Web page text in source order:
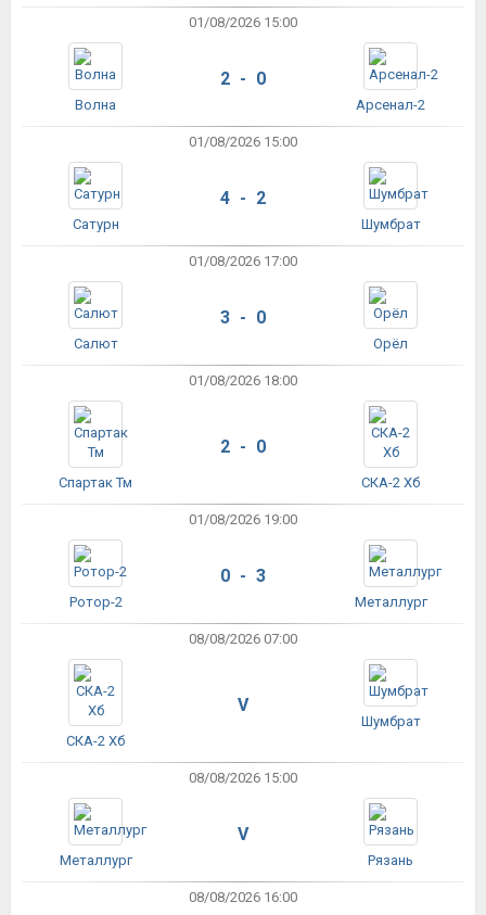
01/08/2026 15:00
Волна
2 - 0
Арсенал-2
01/08/2026 15:00
Сатурн
4 - 2
Шумбрат
01/08/2026 17:00
Салют
3 - 0
Орёл
01/08/2026 18:00
Спартак Тм
2 - 0
СКА-2 Хб
01/08/2026 19:00
Ротор-2
0 - 3
Металлург
08/08/2026 07:00
СКА-2 Хб
V
Шумбрат
08/08/2026 15:00
Металлург
V
Рязань
08/08/2026 16:00